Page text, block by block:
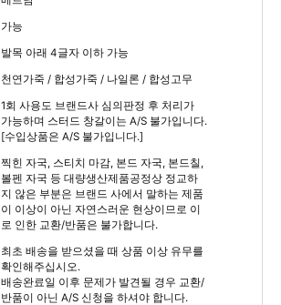
가능
발목 아래 4글자 이하 가능
천연가죽 / 합성가죽 / 나일론 / 합성고무
1회 사용도 브랜드사 심의판정 후 처리가
가능하며 스터드 창갈이는 A/S 불가입니다.
[수입상품은 A/S 불가입니다.]
찍힌 자국, 스티치 마감, 본드 자국, 본드칠,
볼펜 자국 등 대량생산제품공정상 정교하
지 않은 부분은 브랜드 사에서 말하는 제품
이 이상이 아닌 자연스러운 현상이므로 이
로 인한 교환/반품은 불가합니다.
최초 배송을 받으셨을 때 상품 이상 유무를
확인해주십시오.
배송완료일 이후 문제가 발견될 경우 교환/
반품이 아닌 A/S 신청을 하셔야 합니다.